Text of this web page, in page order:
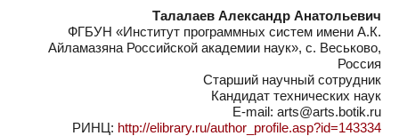
Талалаев Александр Анатольевич
ФГБУН «Институт программных систем имени А.К.
Айламазяна Российской академии наук», с. Веськово,
Россия
Старший научный сотрудник
Кандидат технических наук
E-mail: arts@arts.botik.ru
РИНЦ: http://elibrary.ru/author_profile.asp?id=143334